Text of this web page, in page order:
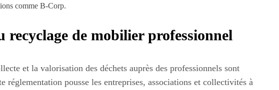
comme B-Corp.
recyclage de mobilier professionnel
et la valorisation des déchets auprès des professionnels sont
réglementation pousse les entreprises, associations et collectivités à